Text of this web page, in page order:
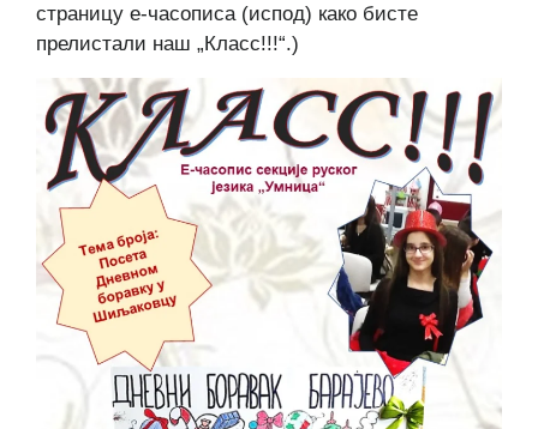
страницу е-часописа (испод) како бисте
прелистали наш „Класс!!!“.)